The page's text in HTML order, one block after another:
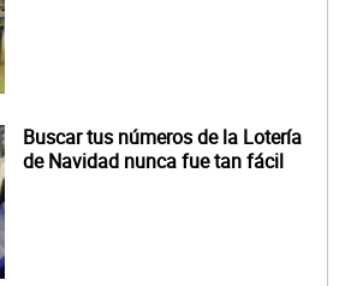
Buscar tus números de la Lotería
de Navidad nunca fue tan fácil